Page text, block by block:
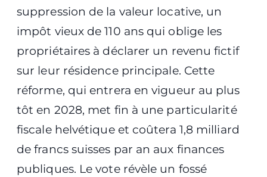
suppression de la valeur locative, un
impôt vieux de 110 ans qui oblige les
propriétaires à déclarer un revenu fictif
sur leur résidence principale. Cette
réforme, qui entrera en vigueur au plus
tôt en 2028, met fin à une particularité
fiscale helvétique et coûtera 1,8 milliard
de francs suisses par an aux finances
publiques. Le vote révèle un fossé